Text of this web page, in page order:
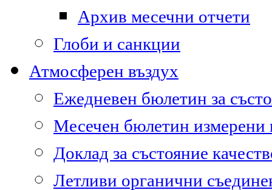
Архив месечни отчети
Глоби и санкции
Атмосферен въздух
Ежедневен бюлетин за
Месечен бюлетин
Доклад за състояние
Летливи органични